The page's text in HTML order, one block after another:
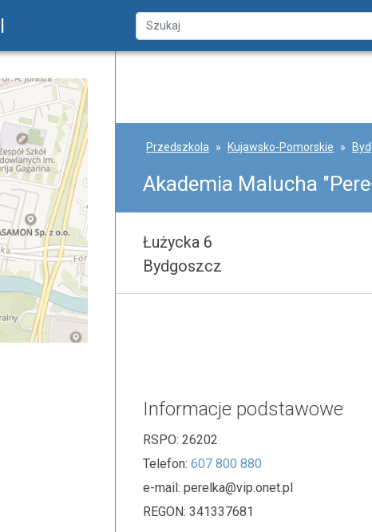
Przedszkola Kujawsko-Pomorskie
Akademia Malucha
Łużycka 6
Bydgoszcz
Informacje podstawowe
RSPO: 26202
Telefon: 607 800 880
e-mail: perelka@vip.onet.pl
REGON: 341337681